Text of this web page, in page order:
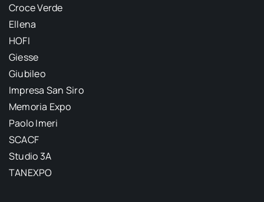
Croce Verde
Ellena
HOFI
Giesse
Giubileo
Impresa San Siro
Memoria Expo
Paolo Imeri
SCACF
Studio 3A
TANEXPO